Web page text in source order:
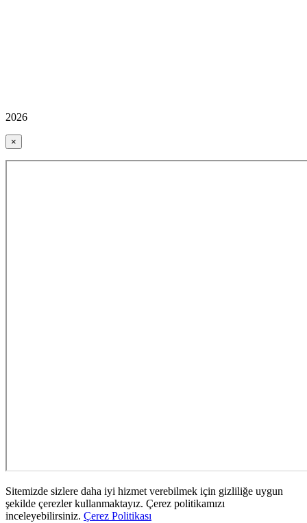
2026
×
Sitemizde sizlere daha iyi hizmet verebilmek için gizliliğe uygun
şekilde çerezler kullanmaktayız. Çerez politikamızı
inceleyebilirsiniz. Çerez Politikası